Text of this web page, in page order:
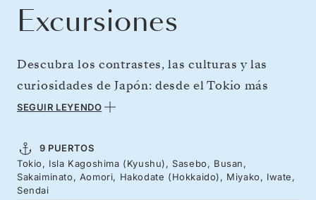
Excursiones
Descubra los contrastes, las culturas y las
curiosidades de Japón: desde el Tokio más
futurista hasta los maravillosos paisajes
monumentos a la paz de Nagasaki y los
animados mercados nocturnos de Corea del
Sur antes de regresar al lado más tranquilo de
SEGUIR LEYENDO
9 PUERTOS
Tokio, Isla Kagoshima (Kyushu), Sasebo, Busan,
Sakaiminato, Aomori, Hakodate (Hokkaido), Miyako, Iwate,
Sendai